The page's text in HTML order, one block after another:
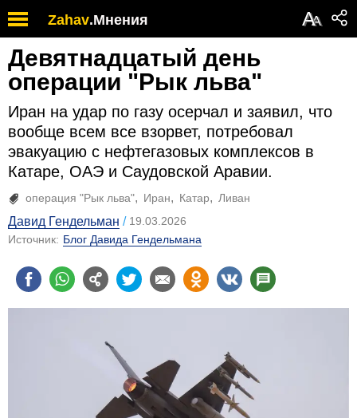
Zahav.Мнения АА
Девятнадцатый день
операции "Рык льва"
Иран на удар по газу осерчал и заявил, что
вообще всем все взорвет, потребовал
эвакуацию с нефтегазовых комплексов в
Катаре, ОАЭ и Саудовской Аравии.
операция "Рык льва" Иран Катар Ливан
Давид Гендельман
19.03.2026
Источник: Блог Давида Гендельмана